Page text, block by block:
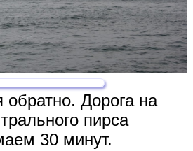
Дорога на
пирса
30 минут.